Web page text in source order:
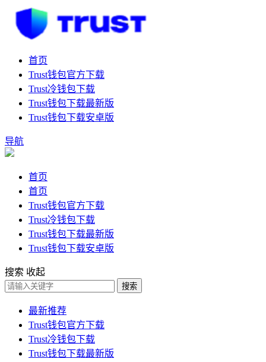
首页
Trust钱包官方下载
Trust冷钱包下载
Trust钱包下载最新版
Trust钱包下载安卓版
导航
首页
首页
Trust钱包官方下载
Trust冷钱包下载
Trust钱包下载最新版
Trust钱包下载安卓版
搜索 收起
搜索
最新推荐
Trust钱包官方下载
Trust冷钱包下载
Trust钱包下载最新版